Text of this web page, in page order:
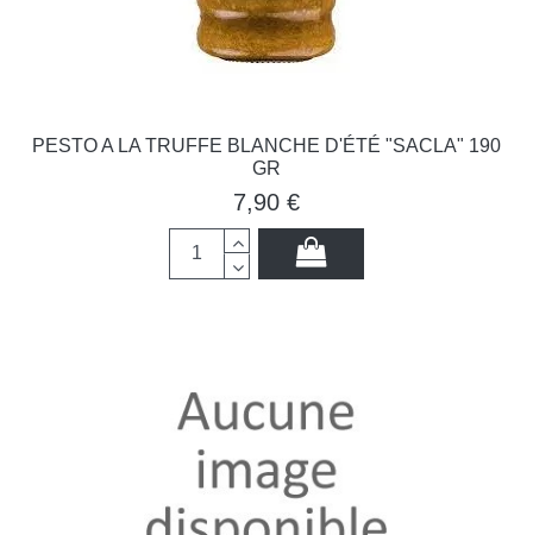
PESTO A LA TRUFFE BLANCHE D'ÉTÉ "SACLA" 190
GR
7,90 €